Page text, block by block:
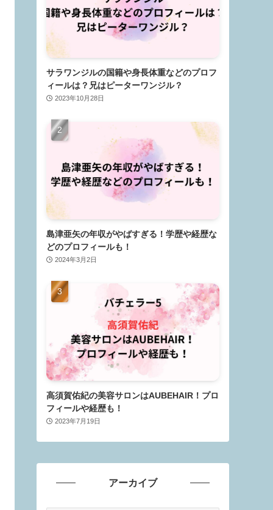
サラワンジルの国籍や身長体重などのプロフ
ィールは？兄はピーターワンジル？
2023年10月28日
島津亜矢の年収がやばすぎる！学歴や経歴な
どのプロフィールも！
2024年3月2日
高須賀佑紀の美容サロンはAUBEHAIR！プロ
フィールや経歴も！
2023年7月19日
アーカイブ